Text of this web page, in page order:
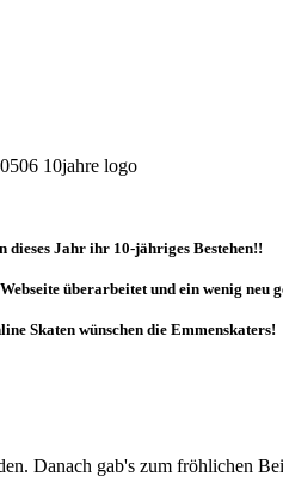
dieses Jahr ihr 10-jähriges Bestehen!!
überarbeitet und ein wenig neu
Skaten wünschen die Emmenskaters!
Danach gab's zum fröhlichen